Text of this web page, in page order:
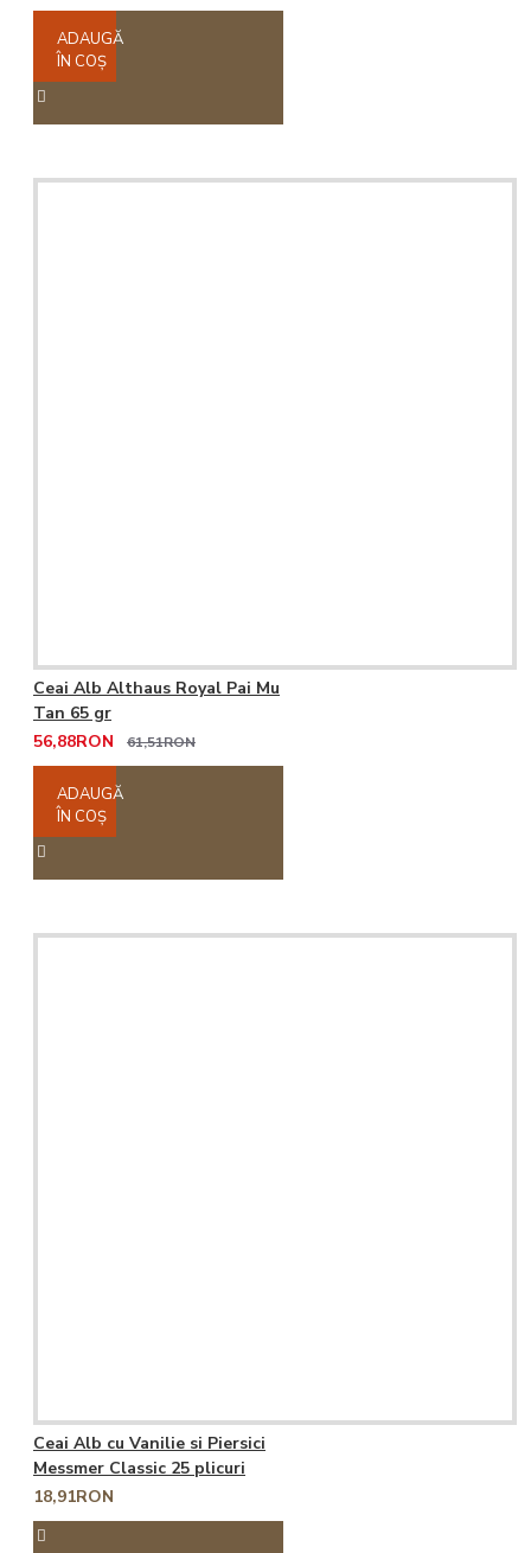
ADAUGĂ
ÎN COŞ
Ceai Alb Althaus Royal Pai Mu
Tan 65 gr
56,88RON
61,51RON
ADAUGĂ
ÎN COŞ
Ceai Alb cu Vanilie si Piersici
Messmer Classic 25 plicuri
18,91RON